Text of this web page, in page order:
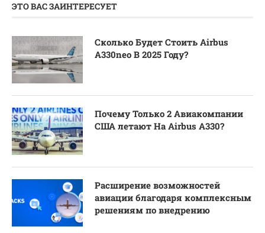
ЭТО ВАС ЗАИНТЕРЕСУЕТ
Сколько Будет Стоить Airbus
A330neo В 2025 Году?
Почему Только 2 Авиакомпании
США летают На Airbus A330?
Расширение возможностей
авиации благодаря комплексным
решениям по внедрению